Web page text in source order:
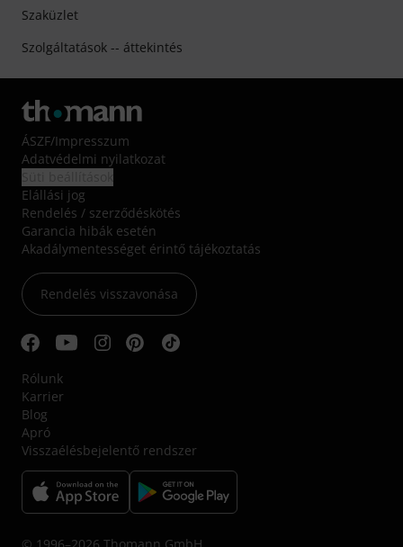
Szaküzlet
Szolgáltatások -- áttekintés
ÁSZF/Impresszum
Adatvédelmi nyilatkozat
Elállási jog
Rendelés / szerződéskötés
Garancia hibák esetén
Akadálymentességet érintő tájékoztatás
Rendelés visszavonása
Rólunk
Karrier
Blog
Apró
Visszaélésbejelentő rendszer